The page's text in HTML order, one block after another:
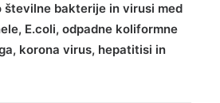
številne bakterije in virusi med
E.coli, odpadne koliformne
korona virus, hepatitisi in